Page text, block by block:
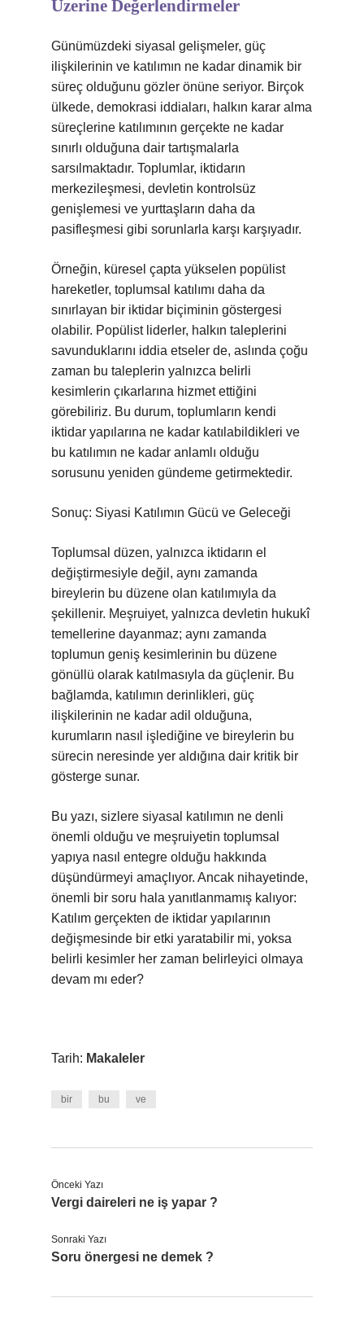
Üzerine Değerlendirmeler
Günümüzdeki siyasal gelişmeler, güç
ilişkilerinin ve katılımın ne kadar dinamik bir
süreç olduğunu gözler önüne seriyor. Birçok
ülkede, demokrasi iddiaları, halkın karar alma
süreçlerine katılımının gerçekte ne kadar
sınırlı olduğuna dair tartışmalarla
sarsılmaktadır. Toplumlar, iktidarın
merkezileşmesi, devletin kontrolsüz
genişlemesi ve yurttaşların daha da
pasifleşmesi gibi sorunlarla karşı karşıyadır.
Örneğin, küresel çapta yükselen popülist
hareketler, toplumsal katılımı daha da
sınırlayan bir iktidar biçiminin göstergesi
olabilir. Popülist liderler, halkın taleplerini
savunduklarını iddia etseler de, aslında çoğu
zaman bu taleplerin yalnızca belirli
kesimlerin çıkarlarına hizmet ettiğini
görebiliriz. Bu durum, toplumların kendi
iktidar yapılarına ne kadar katılabildikleri ve
bu katılımın ne kadar anlamlı olduğu
sorusunu yeniden gündeme getirmektedir.
Sonuç: Siyasi Katılımın Gücü ve Geleceği
Toplumsal düzen, yalnızca iktidarın el
değiştirmesiyle değil, aynı zamanda
bireylerin bu düzene olan katılımıyla da
şekillenir. Meşruiyet, yalnızca devletin hukukî
temellerine dayanmaz; aynı zamanda
toplumun geniş kesimlerinin bu düzene
gönüllü olarak katılmasıyla da güçlenir. Bu
bağlamda, katılımın derinlikleri, güç
ilişkilerinin ne kadar adil olduğuna,
kurumların nasıl işlediğine ve bireylerin bu
sürecin neresinde yer aldığına dair kritik bir
gösterge sunar.
Bu yazı, sizlere siyasal katılımın ne denli
önemli olduğu ve meşruiyetin toplumsal
yapıya nasıl entegre olduğu hakkında
düşündürmeyi amaçlıyor. Ancak nihayetinde,
önemli bir soru hala yanıtlanmamış kalıyor:
Katılım gerçekten de iktidar yapılarının
değişmesinde bir etki yaratabilir mi, yoksa
belirli kesimler her zaman belirleyici olmaya
devam mı eder?
Tarih: Makaleler
bir bu ve
Önceki Yazı
Vergi daireleri ne iş yapar ?
Sonraki Yazı
Soru önergesi ne demek ?